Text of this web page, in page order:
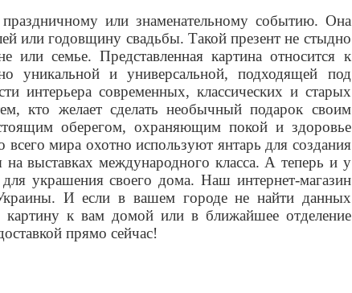
или знаменательному событию. Она
или годовщину свадьбы. Такой презент не стыдно
семье. Представленная картина относится к
уникальной и универсальной, подходящей под
интерьера современных, классических и старых
кто желает сделать необычный подарок своим
оберегом, охраняющим покой и здоровье
мира охотно используют янтарь для создания
выставках международного класса. А теперь и у
украшения своего дома. Наш интернет-магазин
И если в вашем городе не найти данных
к вам домой или в ближайшее отделение
прямо сейчас!